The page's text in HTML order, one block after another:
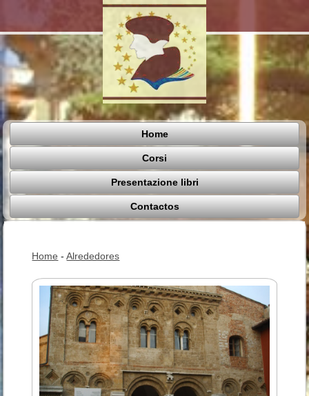
Home
Corsi
Presentazione libri
Contactos
Home -Alrededores